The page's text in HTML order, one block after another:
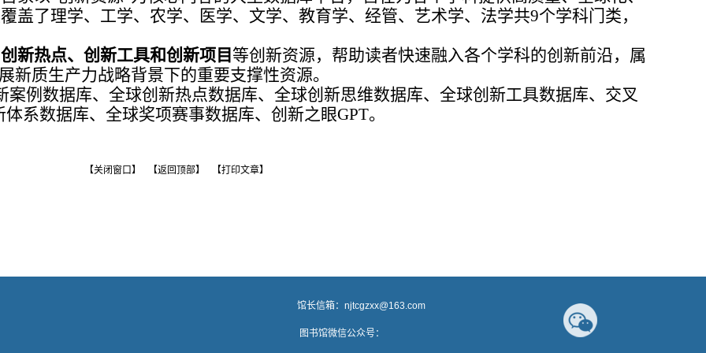
盖了理学、工学、农学、医学、文学、教育学、经管、艺术学、法学共9个学科门类，
新热点、创新工具和创新项目 等创新资源，帮助读者快速融入各个学科的创新前沿，属
新质生产力战略背景下的重要支撑性资源。
例数据库、全球创新热点数据库、全球创新思维数据库、全球创新工具数据库、交叉
系数据库、全球奖项赛事数据库、创新之眼GPT。
【关闭窗口】 【返回顶部】 【打印文章】
档案馆、校史馆 馆长信箱： njtcgzxx@163.com
桥街1号 邮编：641100 图书馆微信公众号：